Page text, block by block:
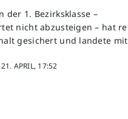
der 1. Bezirksklasse –
nicht abzusteigen – hat
gesichert und landete mit
21. APRIL, 17:52